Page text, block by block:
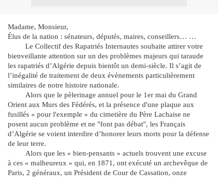
Madame, Monsieur,
Élus de la nation : sénateurs, députés, maires, conseillers… …
Le Collectif des Rapatriés Internautes souhaite attirer votre
bienveillante attention sur un des problèmes majeurs qui taraude
les rapatriés d’Algérie depuis bientôt un demi-siècle. Il s’agit de
l’inégalité de traitement de deux évènements particulièrement
similaires de notre histoire nationale.
Alors que le pèlerinage annuel pour le 1er mai du Grand
Orient aux Murs des Fédérés, et la présence d'une plaque aux
fusillés « pour l'exemple » du cimetière du Père Lachaise ne
posent aucun problème et ne "font pas débat", les Français
d’Algérie se voient interdire d’honorer leurs morts pour la défense
de leur terre.
Alors que les « bien-pensants » actuels trouvent une excuse
à ces « malheureux » qui, en 1871, ont exécuté un archevêque de
Paris, 2 généraux, un Président de Cour de Cassation, onze